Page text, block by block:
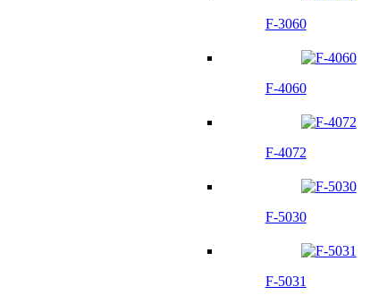
F-3060
F-4060
F-4072
F-5030
F-5031